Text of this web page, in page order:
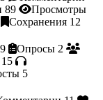
89
Просмотры
Сохранения 12
Опросы 2
15
5